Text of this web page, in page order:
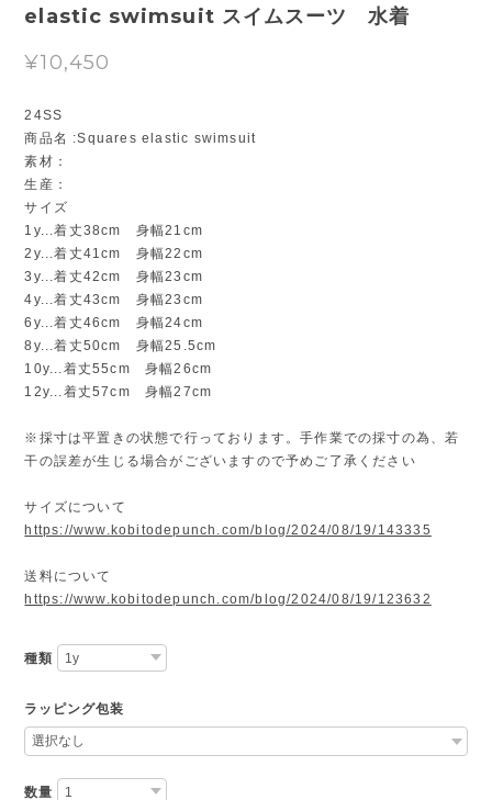
elastic swimsuit スイムスーツ 水着
¥10,450
24SS
商品名 :Squares elastic swimsuit
素材：
生産：
サイズ
1y...着丈38cm 身幅21cm
2y...着丈41cm 身幅22cm
3y...着丈42cm 身幅23cm
4y...着丈43cm 身幅23cm
6y...着丈46cm 身幅24cm
8y...着丈50cm 身幅25.5cm
10y...着丈55cm 身幅26cm
12y...着丈57cm 身幅27cm
※採寸は平置きの状態で行っております。手作業での採寸の為、若
干の誤差が生じる場合がございますので予めご了承ください
サイズについて
https://www.kobitodepunch.com/blog/2024/08/19/143335
送料について
https://www.kobitodepunch.com/blog/2024/08/19/123632
種類
ラッピング包装
数量